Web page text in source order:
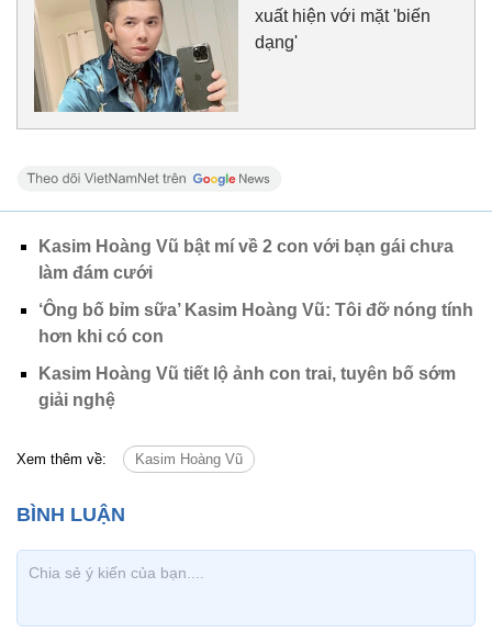
xuất hiện với mặt 'biến
dạng'
Kasim Hoàng Vũ bật mí về 2 con với bạn gái chưa
làm đám cưới
‘Ông bố bỉm sữa’ Kasim Hoàng Vũ: Tôi đỡ nóng tính
hơn khi có con
Kasim Hoàng Vũ tiết lộ ảnh con trai, tuyên bố sớm
giải nghệ
Xem thêm về: Kasim Hoàng Vũ